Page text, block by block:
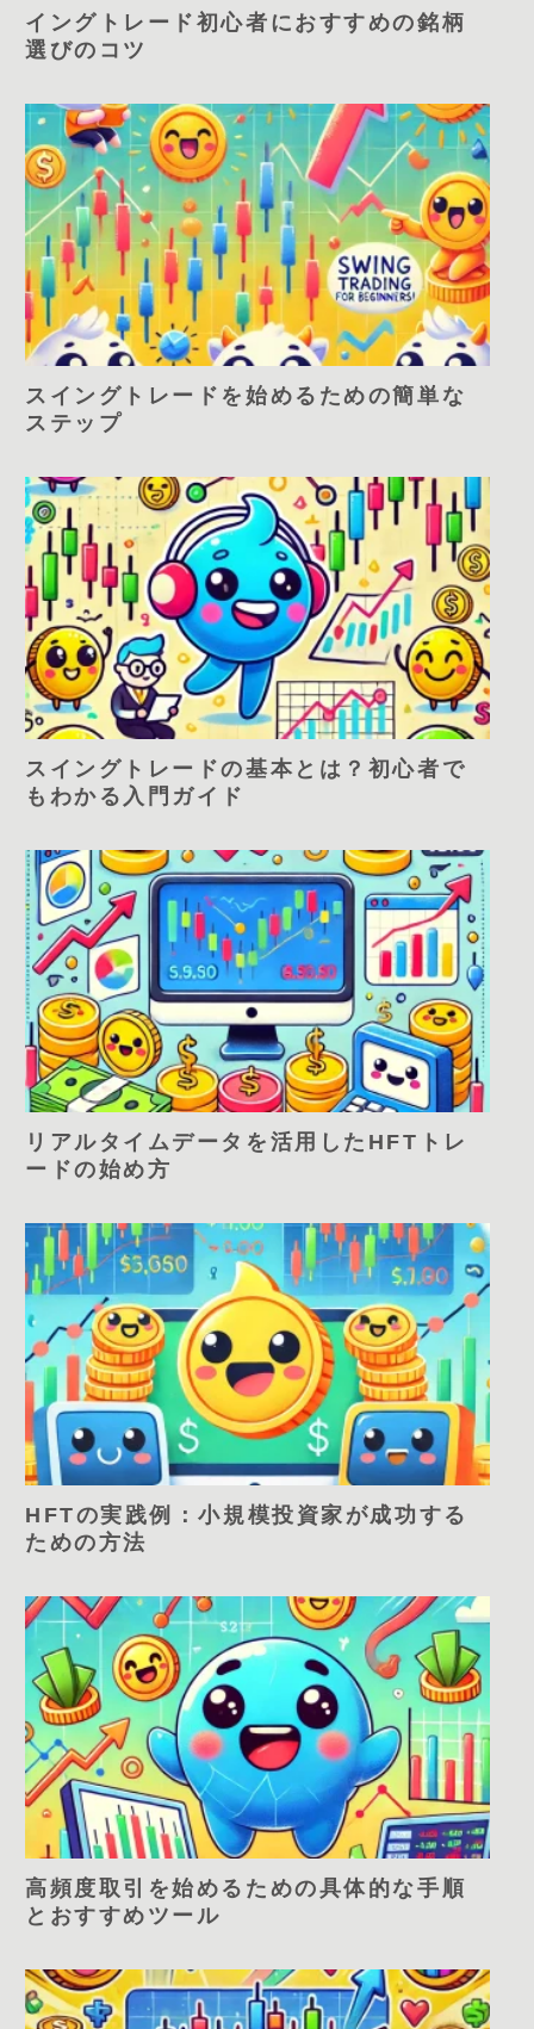
イングトレード初心者におすすめの銘柄
選びのコツ
スイングトレードを始めるための簡単な
ステップ
スイングトレードの基本とは？初心者で
もわかる入門ガイド
リアルタイムデータを活用したHFTトレ
ードの始め方
HFTの実践例：小規模投資家が成功する
ための方法
高頻度取引を始めるための具体的な手順
とおすすめツール